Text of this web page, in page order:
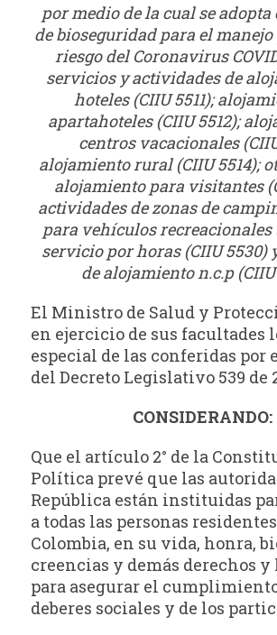
por medio de la cual se
de bioseguridad para el
riesgo del Coronavirus
servicios y actividades de
hoteles (CIIU 5511);
apartahoteles (CIIU 5512);
centros vacacionales
alojamiento rural (CIIU 5514);
alojamiento para visitantes
actividades de zonas de
para vehículos recreacionales
servicio por horas (CIIU 5530)
de alojamiento n.c.p (CIIU
El Ministro de Salud y
en ejercicio de sus facultades
especial de las conferidas por
del Decreto Legislativo 539 de
CONSIDERANDO:
Que el artículo 2° de la
Política prevé que las
República están instituidas
a todas las personas
Colombia, en su vida, honra,
creencias y demás derechos
para asegurar el
deberes sociales y de los